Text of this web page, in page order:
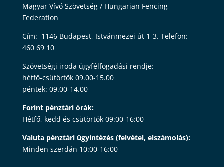
Magyar Vívó Szövetség / Hungarian Fencing
Federation
Cím: 1146 Budapest, Istvánmezei út 1-3. Telefon:
460 69 10
Szövetségi iroda ügyfélfogadási rendje:
hétfő-csütörtök 09.00-15.00
péntek: 09.00-14.00
Forint pénztári órák:
Hétfő, kedd és csütörtök 09:00-16:00
Valuta pénztári ügyintézés (felvétel, elszámolás):
Minden szerdán 10:00-16:00